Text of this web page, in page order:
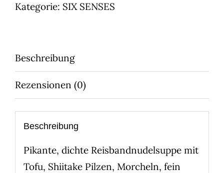
Menge
Kategorie: SIX SENSES
Beschreibung
Rezensionen (0)
Beschreibung
Pikante, dichte Reisbandnudelsuppe mit
Tofu, Shiitake Pilzen, Morcheln, fein